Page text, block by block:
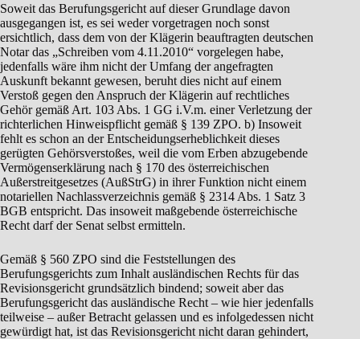
Soweit das Berufungsgericht auf dieser Grundlage davon
ausgegangen ist, es sei weder vorgetragen noch sonst
ersichtlich, dass dem von der Klägerin beauftragten deutschen
Notar das „Schreiben vom 4.11.2010“ vorgelegen habe,
jedenfalls wäre ihm nicht der Umfang der angefragten
Auskunft bekannt gewesen, beruht dies nicht auf einem
Verstoß gegen den Anspruch der Klägerin auf rechtliches
Gehör gemäß Art. 103 Abs. 1 GG i.V.m. einer Verletzung der
richterlichen Hinweispflicht gemäß § 139 ZPO. b) Insoweit
fehlt es schon an der Entscheidungserheblichkeit dieses
gerügten Gehörsverstoßes, weil die vom Erben abzugebende
Vermögenserklärung nach § 170 des österreichischen
Außerstreitgesetzes (AußStrG) in ihrer Funktion nicht einem
notariellen Nachlassverzeichnis gemäß § 2314 Abs. 1 Satz 3
BGB entspricht. Das insoweit maßgebende österreichische
Recht darf der Senat selbst ermitteln.
Gemäß § 560 ZPO sind die Feststellungen des
Berufungsgerichts zum Inhalt ausländischen Rechts für das
Revisionsgericht grundsätzlich bindend; soweit aber das
Berufungsgericht das ausländische Recht – wie hier jedenfalls
teilweise – außer Betracht gelassen und es infolgedessen nicht
gewürdigt hat, ist das Revisionsgericht nicht daran gehindert,